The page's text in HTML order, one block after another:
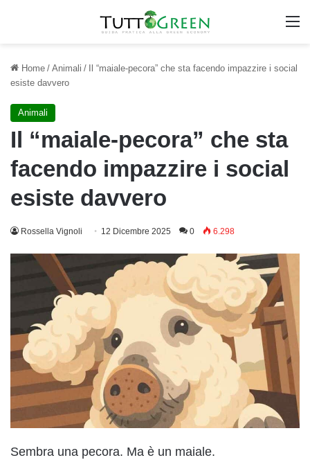
Home / Animali / Il “maiale-pecora” che sta facendo impazzire i social
esiste davvero
Animali
Il “maiale-pecora” che sta
facendo impazzire i social
esiste davvero
Rossella Vignoli 12 Dicembre 2025 0 6.298
Sembra una pecora. Ma è un maiale.